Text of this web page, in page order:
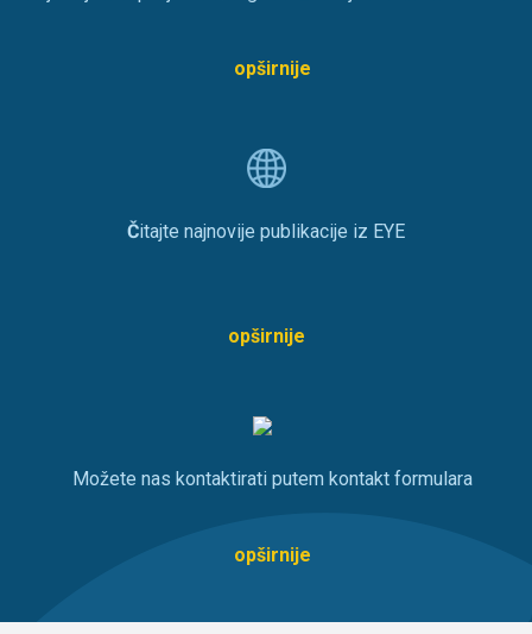
opširnije
Čitajte najnovije publikacije iz EYE
opširnije
Možete nas kontaktirati putem kontakt formulara
opširnije